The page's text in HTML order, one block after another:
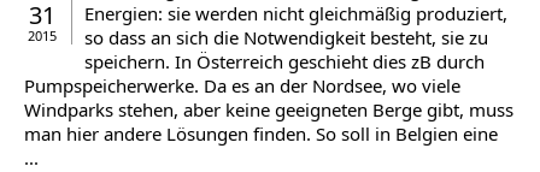
31
2015
Energien: sie werden nicht gleichmäßig produziert,
so dass an sich die Notwendigkeit besteht, sie zu
speichern. In Österreich geschieht dies zB durch
Pumpspeicherwerke. Da es an der Nordsee, wo viele
Windparks stehen, aber keine geeigneten Berge gibt, muss
man hier andere Lösungen finden. So soll in Belgien eine
...